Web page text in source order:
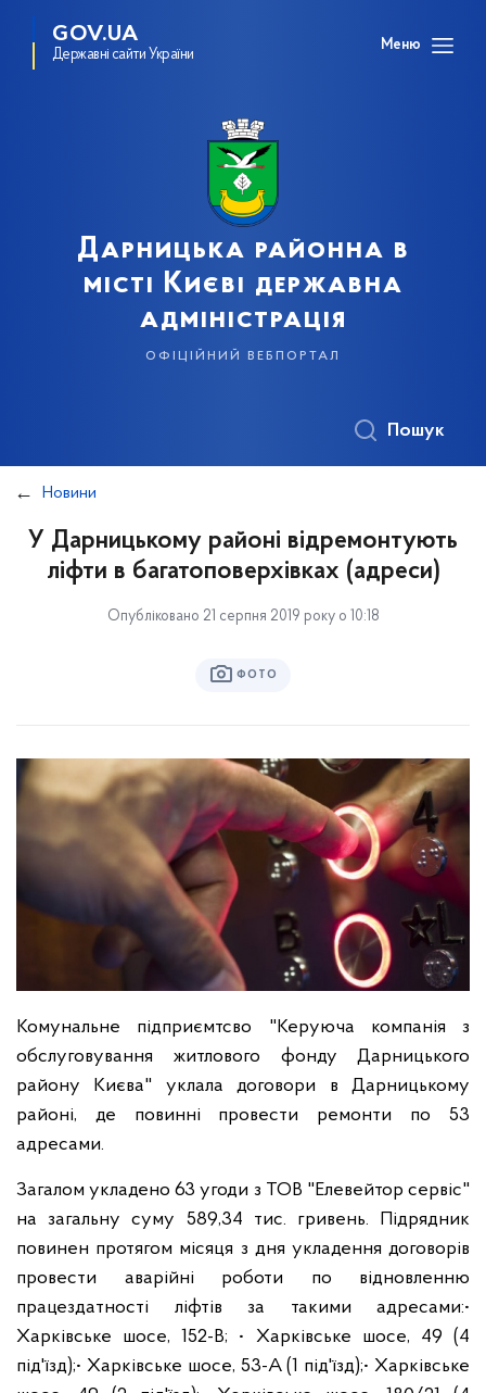
GOV.UA
Державні сайти України
Меню
Дарницька районна в
місті Києві державна
адміністрація
офіційний вебпортал
Пошук
Новини
У Дарницькому районі відремонтують
ліфти в багатоповерхівках (адреси)
Опубліковано 21 серпня 2019 року о 10:18
ФОТО
Комунальне підприємтсво "Керуюча компанія з
обслуговування житлового фонду Дарницького
району Києва" уклала договори в Дарницькому
районі, де повинні провести ремонти по 53
адресами.
Загалом укладено 63 угоди з ТОВ "Елевейтор сервіс"
на загальну суму 589,34 тис. гривень. Підрядник
повинен протягом місяця з дня укладення договорів
провести аварійні роботи по відновленню
працездатності ліфтів за такими адресами:•
Харківське шосе, 152-В; • Харківське шосе, 49 (4
під'їзд);• Харківське шосе, 53-А (1 під'їзд);• Харківське